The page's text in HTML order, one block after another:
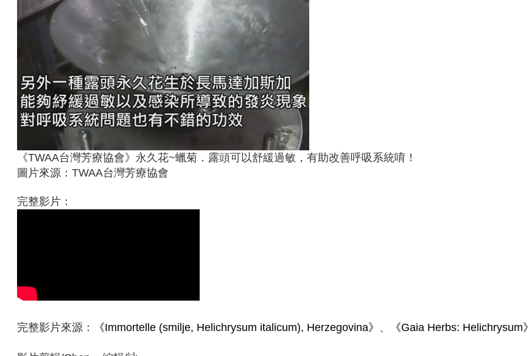
《TWAA台灣芳療協會》永久花~蠟菊．露頭可以舒緩過敏，有助改善呼吸系統唷！
圖片來源：TWAA台灣芳療協會
完整影片：
完整影片來源： 《Immortelle (smilje, Helichrysum italicum), Herzegovina》 、 《Gaia Herbs: Helichrysum》